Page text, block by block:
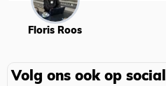
Floris Roos
Volg ons ook op social